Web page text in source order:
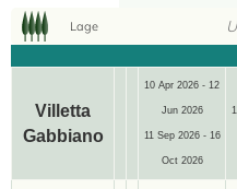
Lage
Villetta
Gabbiano
10 Apr 2026 - 12
Jun 2026
11 Sep 2026 - 16
Oct 2026